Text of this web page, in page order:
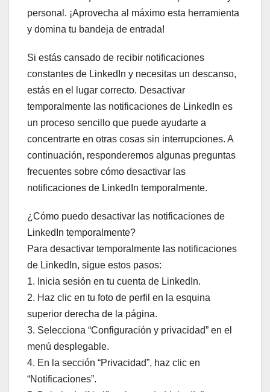
personal. ¡Aprovecha al máximo esta herramienta
y domina tu bandeja de entrada!
Si estás cansado de recibir notificaciones
constantes de LinkedIn y necesitas un descanso,
estás en el lugar correcto. Desactivar
temporalmente las notificaciones de LinkedIn es
un proceso sencillo que puede ayudarte a
concentrarte en otras cosas sin interrupciones. A
continuación, responderemos algunas preguntas
frecuentes sobre cómo desactivar las
notificaciones de LinkedIn temporalmente.
¿Cómo puedo desactivar las notificaciones de
LinkedIn temporalmente?
Para desactivar temporalmente las notificaciones
de LinkedIn, sigue estos pasos:
1. Inicia sesión en tu cuenta de LinkedIn.
2. Haz clic en tu foto de perfil en la esquina
superior derecha de la página.
3. Selecciona “Configuración y privacidad” en el
menú desplegable.
4. En la sección “Privacidad”, haz clic en
“Notificaciones”.